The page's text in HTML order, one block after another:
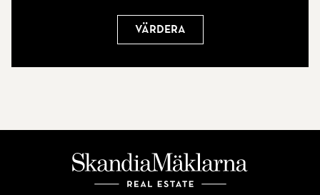
Läget är svårslaget för familjen som vill kombinera
lugn och närhet till natur med ett bekvämt
vardagsliv.
Värdera